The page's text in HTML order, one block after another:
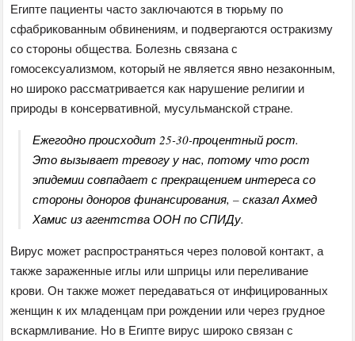
Египте пациенты часто заключаются в тюрьму по
сфабрикованным обвинениям, и подвергаются остракизму
со стороны общества. Болезнь связана с
гомосексуализмом, который не является явно незаконным,
но широко рассматривается как нарушение религии и
природы в консервативной, мусульманской стране.
Ежегодно происходит 25-30-процентный рост.
Это вызывает тревогу у нас, потому что рост
эпидемии совпадает с прекращением интереса со
стороны доноров финансирования, – сказал Ахмед
Хамис из агентства ООН по СПИДу.
Вирус может распространяться через половой контакт, а
также зараженные иглы или шприцы или переливание
крови. Он также может передаваться от инфицированных
женщин к их младенцам при рождении или через грудное
вскармливание. Но в Египте вирус широко связан с